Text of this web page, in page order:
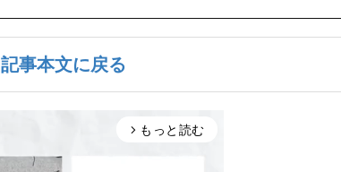
記事本文に戻る
arrow_forward_ios もっと読む